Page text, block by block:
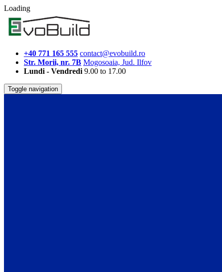
Loading
+40 771 165 555 contact@evobuild.ro
Str. Morii, nr. 7B Mogosoaia, Jud. Ilfov
Lundi - Vendredi 9.00 to 17.00
Toggle navigation